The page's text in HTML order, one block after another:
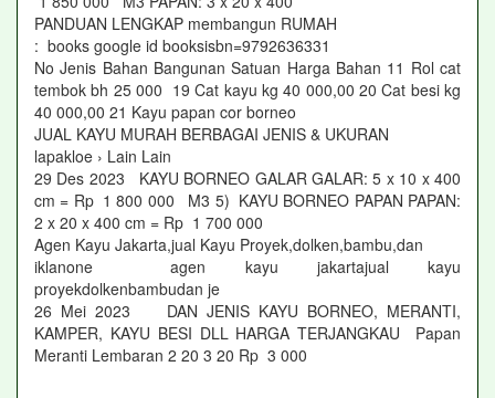
PANDUAN LENGKAP membangun RUMAH
: books google id booksisbn=9792636331
No Jenis Bahan Bangunan Satuan Harga Bahan 11 Rol cat
tembok bh 25 000 19 Cat kayu kg 40 000,00 20 Cat besi kg
40 000,00 21 Kayu papan cor borneo
JUAL KAYU MURAH BERBAGAI JENIS & UKURAN
lapakloe › Lain Lain
29 Des 2023 KAYU BORNEO GALAR GALAR: 5 x 10 x 400
cm = Rp 1 800 000 M3 5) KAYU BORNEO PAPAN PAPAN:
2 x 20 x 400 cm = Rp 1 700 000
Agen Kayu Jakarta,jual Kayu Proyek,dolken,bambu,dan
iklanone agen kayu jakartajual kayu
proyekdolkenbambudan je
26 Mei 2023 DAN JENIS KAYU BORNEO, MERANTI,
KAMPER, KAYU BESI DLL HARGA TERJANGKAU Papan
Meranti Lembaran 2 20 3 20 Rp 3 000